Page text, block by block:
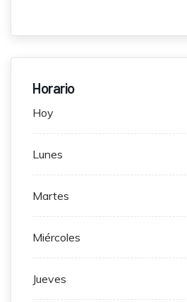
Horario
Hoy
Lunes
Martes
Miércoles
Jueves